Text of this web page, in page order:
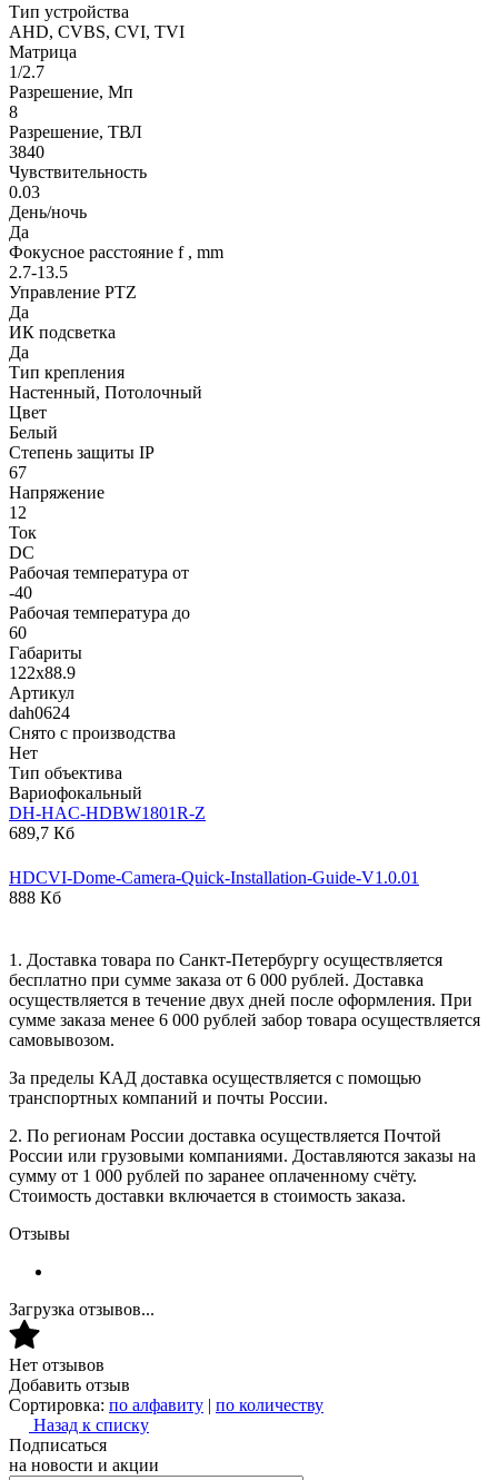
Тип устройства
AHD, CVBS, CVI, TVI
Матрица
1/2.7
Разрешение, Мп
8
Разрешение, ТВЛ
3840
Чувствительность
0.03
День/ночь
Да
Фокусное расстояние f , mm
2.7-13.5
Управление PTZ
Да
ИК подсветка
Да
Тип крепления
Настенный, Потолочный
Цвет
Белый
Степень защиты IP
67
Напряжение
12
Ток
DC
Рабочая температура от
-40
Рабочая температура до
60
Габариты
122x88.9
Артикул
dah0624
Снято с производства
Нет
Тип объектива
Вариофокальный
DH-HAC-HDBW1801R-Z
689,7 Кб
HDCVI-Dome-Camera-Quick-Installation-Guide-V1.0.01
888 Кб
1. Доставка товара по Санкт-Петербургу осуществляется
бесплатно при сумме заказа от 6 000 рублей. Доставка
осуществляется в течение двух дней после оформления. При
сумме заказа менее 6 000 рублей забор товара осуществляется
самовывозом.
За пределы КАД доставка осуществляется с помощью
транспортных компаний и почты России.
2. По регионам России доставка осуществляется Почтой
России или грузовыми компаниями. Доставляются заказы на
сумму от 1 000 рублей по заранее оплаченному счёту.
Стоимость доставки включается в стоимость заказа.
Отзывы
Загрузка отзывов...
Нет отзывов
Добавить отзыв
Сортировка: по алфавиту | по количеству
Назад к списку
Подписаться
на новости и акции